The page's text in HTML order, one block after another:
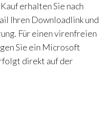
erhalten Sie nach
Ihren Downloadlink und
Für einen virenfreien
Sie ein Microsoft
direkt auf der